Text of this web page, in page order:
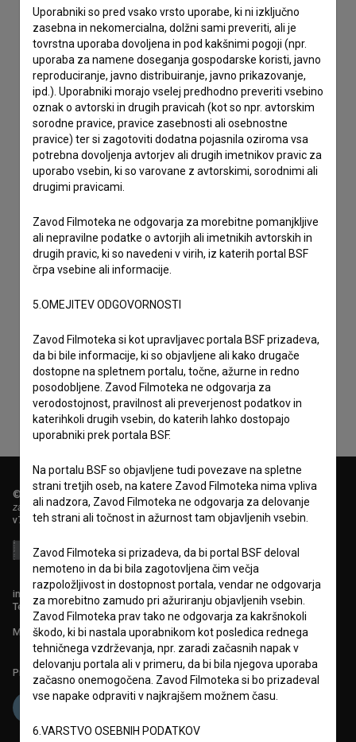
Sprejemamsplošne pogojein dajemsoglasjeza
zbiranje, hrambo in obdelavo osebnih podatkov.
© 2018-2026, Filmoteka,
zavod za širjenje filmske kulture
v7.151.0
info@filmoteka.si
Tehnična pomoč: podpora@bsf.si
Mednarodna številka ISSN 2670-787X
Projekt sofinancira:
Uporabniki so pred vsako vrsto uporabe, ki ni izključno
zasebna in nekomercialna, dolžni sami preveriti, ali je
tovrstna uporaba dovoljena in pod kakšnimi pogoji (npr.
uporaba za namene doseganja gospodarske koristi, javno
reproduciranje, javno distribuiranje, javno prikazovanje,
ipd.). Uporabniki morajo vselej predhodno preveriti vsebino
oznak o avtorski in drugih pravicah (kot so npr. avtorskim
sorodne pravice, pravice zasebnosti ali osebnostne
pravice) ter si zagotoviti dodatna pojasnila oziroma vsa
potrebna dovoljenja avtorjev ali drugih imetnikov pravic za
uporabo vsebin, ki so varovane z avtorskimi, sorodnimi ali
drugimi pravicami.
Zavod Filmoteka ne odgovarja za morebitne pomanjkljive
ali nepravilne podatke o avtorjih ali imetnikih avtorskih in
drugih pravic, ki so navedeni v virih, iz katerih portal BSF
črpa vsebine ali informacije.
5.OMEJITEV ODGOVORNOSTI
Zavod Filmoteka si kot upravljavec portala BSF prizadeva,
da bi bile informacije, ki so objavljene ali kako drugače
dostopne na spletnem portalu, točne, ažurne in redno
posodobljene. Zavod Filmoteka ne odgovarja za
verodostojnost, pravilnost ali preverjenost podatkov in
katerihkoli drugih vsebin, do katerih lahko dostopajo
uporabniki prek portala BSF.
Na portalu BSF so objavljene tudi povezave na spletne
strani tretjih oseb, na katere Zavod Filmoteka nima vpliva
ali nadzora, Zavod Filmoteka ne odgovarja za delovanje
teh strani ali točnost in ažurnost tam objavljenih vsebin.
Zavod Filmoteka si prizadeva, da bi portal BSF deloval
nemoteno in da bi bila zagotovljena čim večja
razpoložljivost in dostopnost portala, vendar ne odgovarja
za morebitno zamudo pri ažuriranju objavljenih vsebin.
Zavod Filmoteka prav tako ne odgovarja za kakršnokoli
škodo, ki bi nastala uporabnikom kot posledica rednega
tehničnega vzdrževanja, npr. zaradi začasnih napak v
delovanju portala ali v primeru, da bi bila njegova uporaba
začasno onemogočena. Zavod Filmoteka si bo prizadeval
vse napake odpraviti v najkrajšem možnem času.
6.VARSTVO OSEBNIH PODATKOV